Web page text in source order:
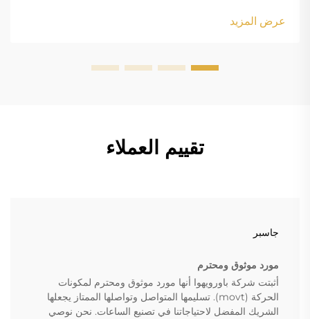
margin-bottom: 18px; font-size: 20px !important; font-
w...
عرض المزيد
تقييم العملاء
جاسبر
مورد موثوق ومحترم
أثبتت شركة باورويهوا أنها مورد موثوق ومحترم لمكونات
الحركة (movt). تسليمها المتواصل وتواصلها الممتاز يجعلها
الشريك المفضل لاحتياجاتنا في تصنيع الساعات. نحن نوصي